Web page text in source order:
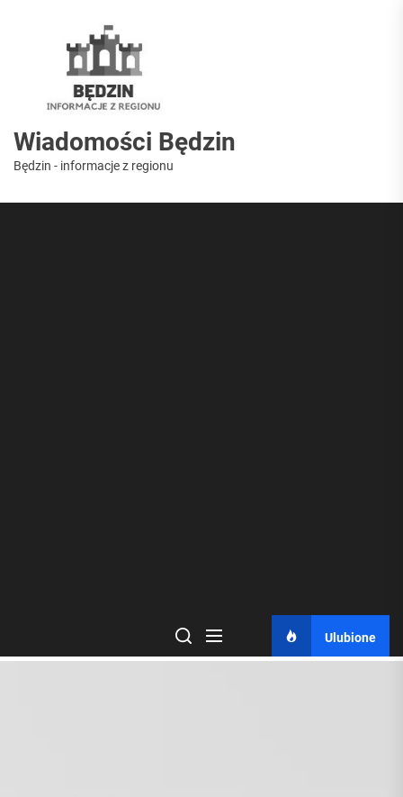
Wiadomości Będzin
Będzin - informacje z regionu
Ulubione